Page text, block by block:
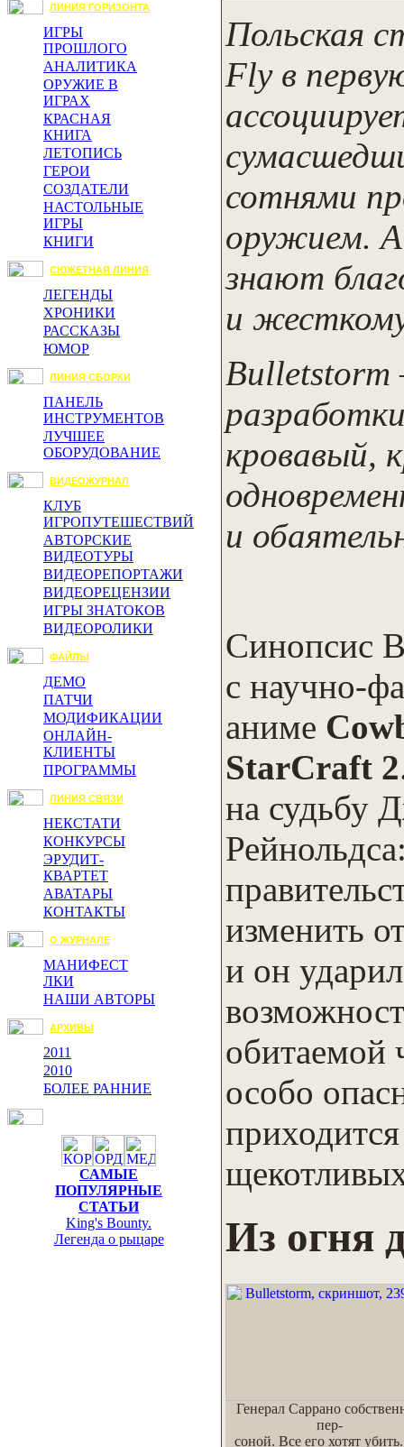
ЛИНИЯ ГОРИЗОНТА
ИГРЫ
ПРОШЛОГО
АНАЛИТИКА
ОРУЖИЕ В
ИГРАХ
КРАСНАЯ
КНИГА
ЛЕТОПИСЬ
ГЕРОИ
СОЗДАТЕЛИ
НАСТОЛЬНЫЕ
ИГРЫ
КНИГИ
СЮЖЕТНАЯ ЛИНИЯ
ЛЕГЕНДЫ
ХРОНИКИ
РАССКАЗЫ
ЮМОР
ЛИНИЯ СБОРКИ
ПАНЕЛЬ
ИНСТРУМЕНТОВ
ЛУЧШЕЕ
ОБОРУДОВАНИЕ
ВИДЕОЖУРНАЛ
КЛУБ
ИГРОПУТЕШЕСТВИЙ
АВТОРСКИЕ
ВИДЕОТУРЫ
ВИДЕОРЕПОРТАЖИ
ВИДЕОРЕЦЕНЗИИ
ИГРЫ ЗНАТОКОВ
ВИДЕОРОЛИКИ
ФАЙЛЫ
ДЕМО
ПАТЧИ
МОДИФИКАЦИИ
ОНЛАЙН-
КЛИЕНТЫ
ПРОГРАММЫ
ЛИНИЯ СВЯЗИ
НЕКСТАТИ
КОНКУРСЫ
ЭРУДИТ-
КВАРТЕТ
АВАТАРЫ
КОНТАКТЫ
О ЖУРНАЛЕ
МАНИФЕСТ
ЛКИ
НАШИ АВТОРЫ
АРХИВЫ
2011
2010
БОЛЕЕ РАННИЕ
САМЫЕ
ПОПУЛЯРНЫЕ
СТАТЬИ
King's Bounty.
Легенда о рыцаре
Польская
Fly в
сотнями
оружием. А
знают
и
Bulletstorm
кровавый,
и
Синопсис
с научно-
аниме
StarCraft 2
на судьбу
изменить
и он
обитаемой
особо
Из огня
Генерал Саррано
пер-
соной. Все его хотят